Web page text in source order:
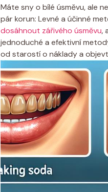
Máte sny o bílé úsměvu, ale
pár korun: Levné a účinné
dosáhnout zářivého úsměvu,
jednoduché a efektivní
od starostí o náklady a